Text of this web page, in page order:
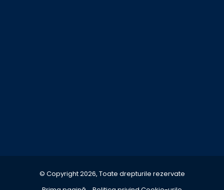
© Copyright 2026, Toate drepturile rezervate